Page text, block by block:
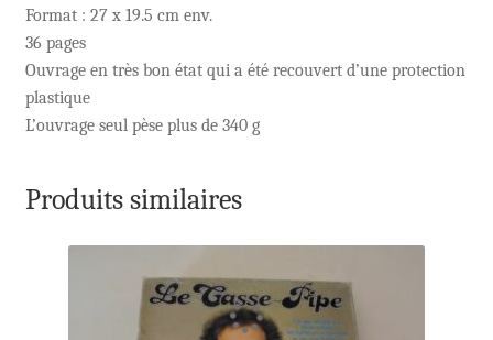
Format : 27 x 19.5 cm env.
36 pages
Ouvrage en très bon état qui a été recouvert d’une protection
plastique
L’ouvrage seul pèse plus de 340 g
Produits similaires